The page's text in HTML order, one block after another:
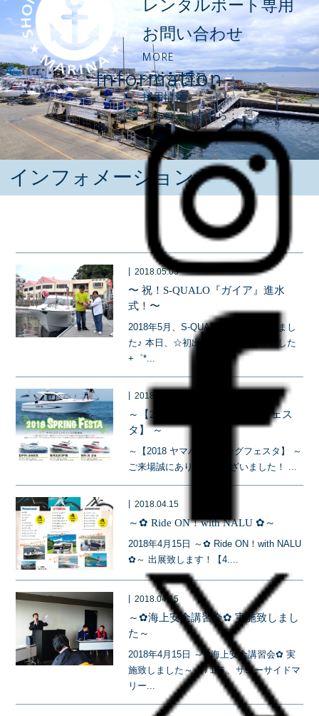
レンタルボート専用
お問い合わせ
MORE
メルマガ登録
採用情報
フォローはこちら：
Information
インフォメーション
2018.05.03
〜 祝！S-QUALO『ガイア』進水
式！〜
2018年5月、S-QUALOが新しくなりまし
た♪ 本日、☆初出港☆ 進水式をしました
+゜*...
2018.04.30
～【2018 ヤマハスプリングフェス
タ】 ～
～【2018 ヤマハスプリングフェスタ】 ～
ご来場誠にありがとうございました！ ...
2018.04.15
～✿ Ride ON！with NALU ✿～
2018年4月15日 ～✿ Ride ON！with NALU
✿～ 出展致します！【4....
2018.04.15
～✿海上安全講習会✿ 実施致しまし
た～
2018年4月15日 ～✿海上安全講習会✿ 実
施致しました～ ４/１５、サニーサイドマ
リー...